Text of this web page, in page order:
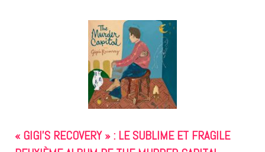
« GIGI’S RECOVERY » : LE SUBLIME ET FRAGILE